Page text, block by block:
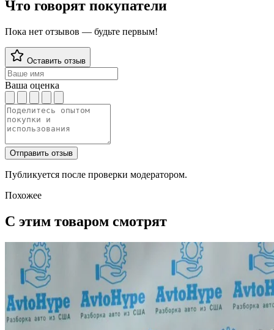
Что говорят покупатели
Пока нет отзывов — будьте первым!
Оставить отзыв
Ваша оценка
Отправить отзыв
Публикуется после проверки модератором.
Похожее
С этим товаром смотрят